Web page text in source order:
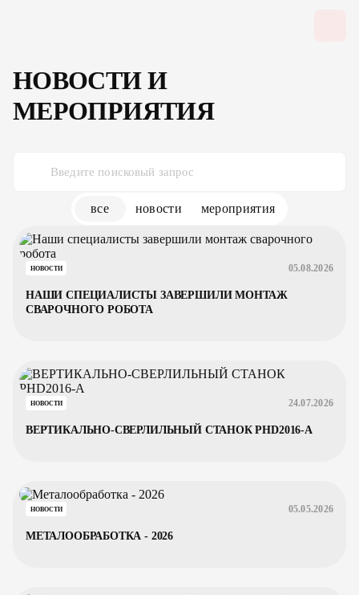
НОВОСТИ И
МЕРОПРИЯТИЯ
все новости мероприятия
НОВОСТИ 05.08.2026
НАШИ СПЕЦИАЛИСТЫ ЗАВЕРШИЛИ МОНТАЖ
СВАРОЧНОГО РОБОТА
НОВОСТИ 24.07.2026
ВЕРТИКАЛЬНО-СВЕРЛИЛЬНЫЙ СТАНОК PHD2016-A
НОВОСТИ 05.05.2026
МЕТАЛООБРАБОТКА - 2026